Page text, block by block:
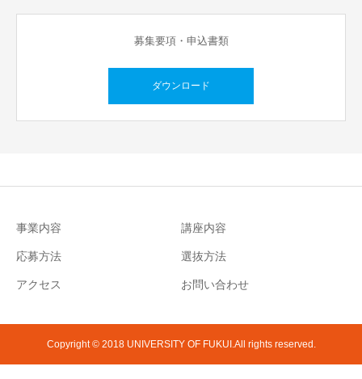
募集要項・申込書類
ダウンロード
事業内容 講座内容
応募方法 選抜方法
アクセス お問い合わせ
Copyright © 2018 UNIVERSITY OF FUKUI.All rights reserved.